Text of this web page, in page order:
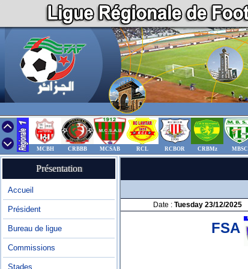
MCBH CRBBB MCSAB RCL RCBOR CRBMz MBSC
Présentation
Accueil
Président
Bureau de ligue
Commissions
Stades
Date : Tuesday 23/12/2025
FSA